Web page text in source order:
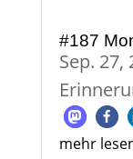
#187
Sep. 27,
mehr